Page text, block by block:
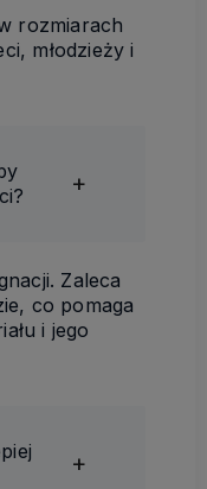
rozmiarach
młodzieży i
Zaleca
co pomaga
i jego